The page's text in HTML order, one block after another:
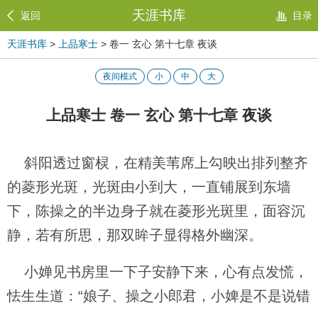
返回 天涯书库 目录
天涯书库 > 上品寒士 > 卷一 玄心 第十七章 夜谈
夜间模式 小 中 大
上品寒士 卷一 玄心 第十七章 夜谈
斜阳透过窗棂，在精美苇席上勾映出排列整齐
的菱形光斑，光斑由小到大，一直铺展到东墙
下，陈操之的半边身子就在菱形光斑里，面容沉
静，若有所思，那双眸子显得格外幽深。
小婵见书房里一下子安静下来，心有点发慌，
怯生生道：“娘子、操之小郎君，小婢是不是说错